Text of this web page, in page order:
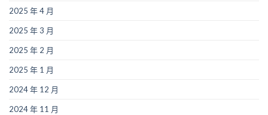
2025 年 4 月
2025 年 3 月
2025 年 2 月
2025 年 1 月
2024 年 12 月
2024 年 11 月